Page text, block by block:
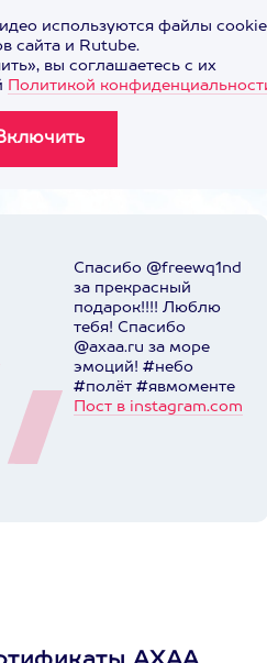
используются файлы cookie
сайта и Rutube.
вы соглашаетесь с их
Политикой
Спасибо @freewq1nd
за прекрасный
подарок!!!! Люблю
тебя! Спасибо
@axaa.ru за море
эмоций! #небо
#полёт #явмоменте
Пост в instagram.com